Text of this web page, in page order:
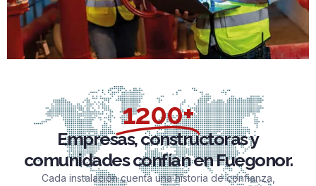
1200+
Empresas, constructoras y
comunidades confían en Fuegonor.
Cada instalación cuenta una historia de confianza,